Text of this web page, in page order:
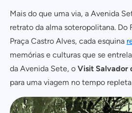
Mais do que uma via, a Avenida
retrato da alma soteropolitana. Do
Praça Castro Alves, cada esquina
memórias e culturas que se
da Avenida Sete, o Visit Salvador
para uma viagem no tempo